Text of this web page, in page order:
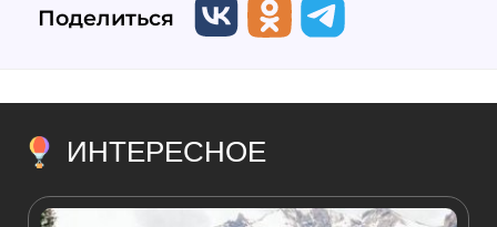
Поделиться
ИНТЕРЕСНОЕ